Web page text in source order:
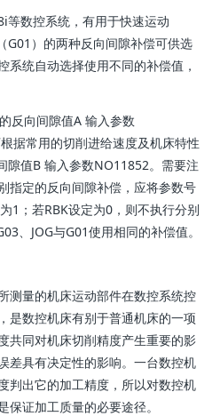
数控系统，有用于快速运动
G01）的两种反向间隙补偿可供选
系统自动选择使用不同的补偿值，
向间隙值A 输入参数
据常用的切削进给速度及机床特性
隙值B 输入参数NO11852。需要注
指定的反向间隙补偿，应将参数号
1；若RBK设定为0，则不执行分别
、JOG与G01使用相同的补偿值。
量的机床运动部件在数控系统控
是数控机床有别于普通机床的一项
共同对机床切削精度产生重要的影
差具有决定性的影响。一台数控机
判出它的加工精度，所以对数控机
证加工质量的必要途径。